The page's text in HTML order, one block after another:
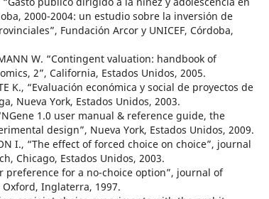
2000-2004: un estudio sobre la inversión de
Fundación Arcor y UNICEF, Córdoba,
W. “Contingent valuation: handbook of
2”, California, Estados Unidos, 2005.
K., “Evaluación económica y social de proyectos de
Nueva York, Estados Unidos, 2003.
“NGene 1.0 user manual & reference guide, the
design”, Nueva York, Estados Unidos, 2009.
I., “The effect of forced choice on choice”, journal
Chicago, Estados Unidos, 2003.
preference for a no-choice option”, journal of
Inglaterra, 1997.